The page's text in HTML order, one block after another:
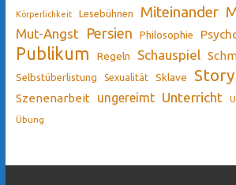
Körperlichkeit Lesebühnen Miteinander
Mut-Angst Persien Philosophie
Publikum Regeln Schauspiel
Selbstüberlistung Sexualität Sklave
Szenenarbeit ungereimt Unterricht
Übung